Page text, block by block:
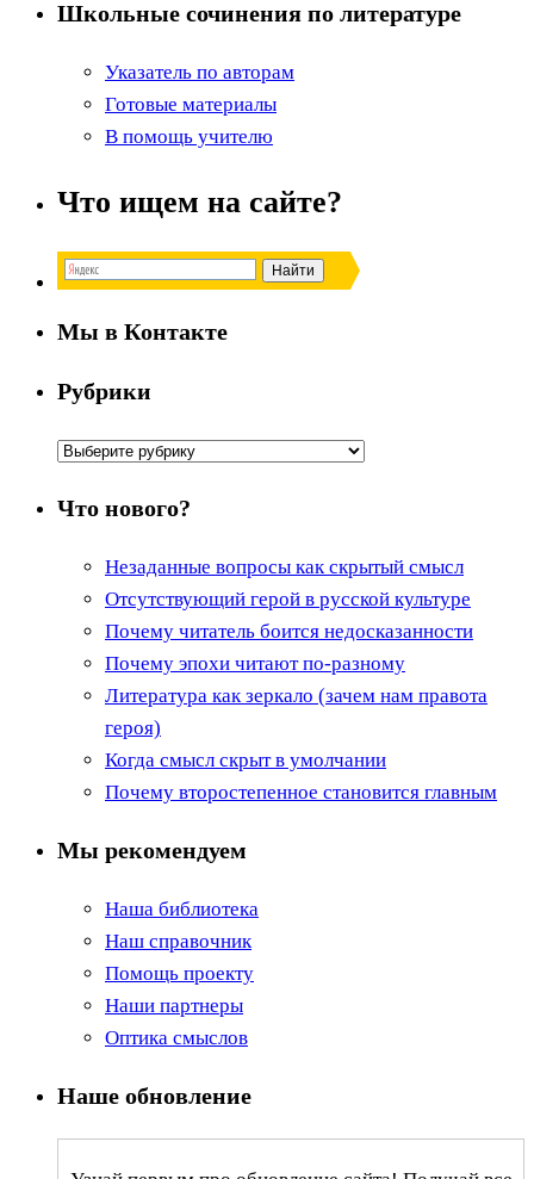
Школьные сочинения по литературе
Указатель по авторам
Готовые материалы
В помощь учителю
Что ищем на сайте?
Мы в Контакте
Рубрики
Рубрики
Что нового?
Незаданные вопросы как скрытый смысл
Отсутствующий герой в русской культуре
Почему читатель боится недосказанности
Почему эпохи читают по-разному
Литература как зеркало (зачем нам правота
героя)
Когда смысл скрыт в умолчании
Почему второстепенное становится главным
Мы рекомендуем
Наша библиотека
Наш справочник
Помощь проекту
Наши партнеры
Оптика смыслов
Наше обновление